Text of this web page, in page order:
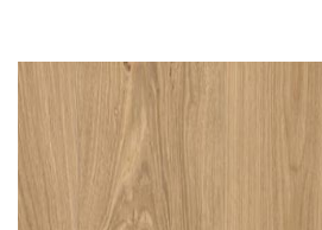
Покупателям
Контакты